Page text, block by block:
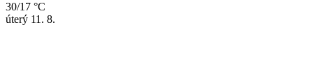
30/17 °C
úterý 11. 8.